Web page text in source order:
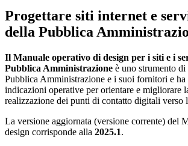
Progettare siti internet e
della Pubblica
Il Manuale operativo di design per i siti e i
Pubblica Amministrazione è uno strumento
Pubblica Amministrazione e i suoi fornitori e
indicazioni operative per orientare e migliorare
realizzazione dei punti di contatto digitali verso
La versione aggiornata (versione corrente) del
design corrisponde alla 2025.1.